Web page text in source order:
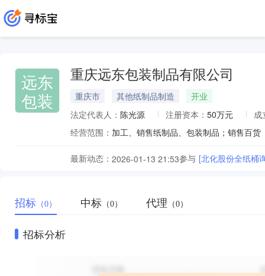
远东
包装
重庆远东包装制品有限公司
重庆市 其他纸制品制造
开业
法定代表人： 陈光源 注册资本： 50万元
成
经营范围： 加工、销售纸制品、包装制品；销售百
最新动态： 2026-01-13 21:53参与 [北化股份全纸桶
招标 （0） 中标 （0） 代理 （0）
招标分析